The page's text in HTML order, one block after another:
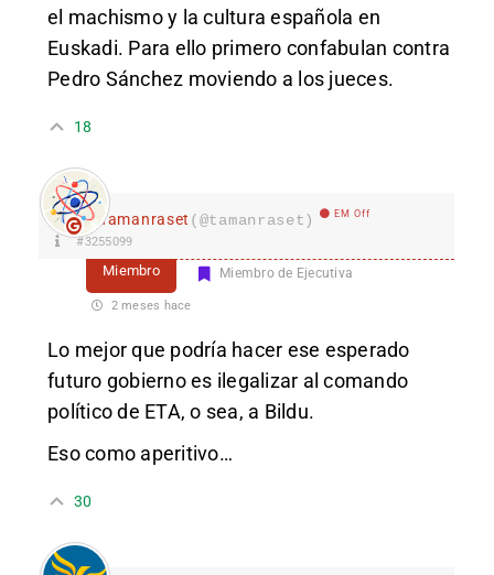
el machismo y la cultura española en
Euskadi. Para ello primero confabulan contra
Pedro Sánchez moviendo a los jueces.
18
Tamanraset (@tamanraset) EM Off
#3255099
Miembro Miembro de Ejecutiva
2 meses hace
Lo mejor que podría hacer ese esperado
futuro gobierno es ilegalizar al comando
político de ETA, o sea, a Bildu.
Eso como aperitivo…
30